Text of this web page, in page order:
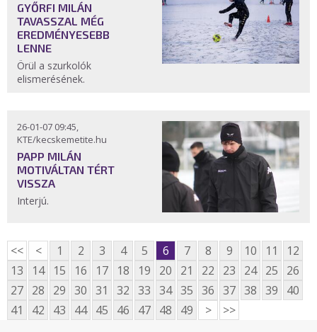
GYŐRFI MILÁN
TAVASSZAL MÉG
EREDMÉNYESEBB
LENNE
Örül a szurkolók
elismerésének.
26-01-07 09:45,
KTE/kecskemetite.hu
PAPP MILÁN
MOTIVÁLTAN TÉRT
VISSZA
Interjú.
<< < 1 2 3 4 5 6 7 8 9 10 11
12
13
14 15 16 17 18 19 20 21 22 23 24 25
26
27 28 29 30 31 32 33 34 35 36 37 38 39
40
41
42 43 44 45 46 47 48 49 > >>